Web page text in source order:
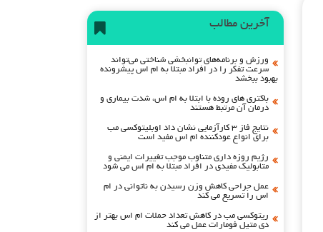
آخرین مطالب
ورزش و برنامه‌های توانبخشی شناختی می‌تواند
سرعت تفکر را در افراد مبتلا به ام اس پیشرونده
بهبود ببخشد
باکتری های روده با ابتلا به ام اس، شدت بیماری و
درمان آن مرتبط هستند
نتایج فاز ۳ کارآزمایی نشان داد اوبلیتوکسی مب
برای انواع عودکننده ام اس مفید است
رژیم روزه داری متناوب موجب تغییرات ایمنی و
متابولیک مفیدی در افراد مبتلا به ام اس می شود
عمل جراحی کاهش وزن رسیدن به ناتوانی در ام
اس را تسریع می کند
ریتوکسی مب در کاهش تعداد حملات ام اس بهتر از
دی متیل فومارات عمل می کند